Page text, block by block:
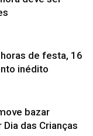
de festa, 16
inédito
bazar
das Crianças